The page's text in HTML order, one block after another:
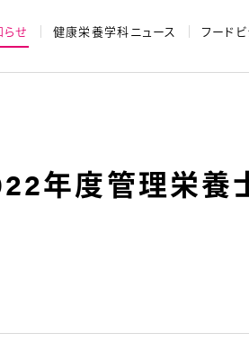
せ 健康栄養学科ニュース フード
年度管理栄養